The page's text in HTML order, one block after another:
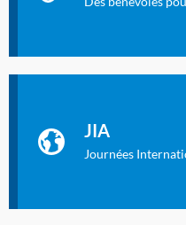
JIA
Journées
2019 la 11e Journée
évènement exceptionnel